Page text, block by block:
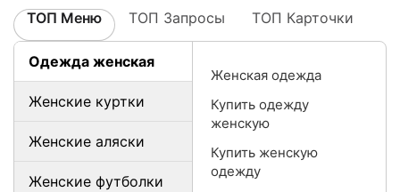
ТОП Меню ТОП Запросы ТОП Карточки
Одежда женская
Женские куртки
Женские аляски
Женские футболки
Женская одежда
Купить одежду
женскую
Купить женскую
одежду